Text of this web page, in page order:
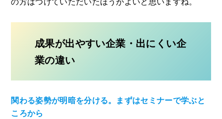
成果が出やすい企業・出にくい企
業の違い
関わる姿勢が明暗を分ける。まずはセミナーで学ぶと
ころから